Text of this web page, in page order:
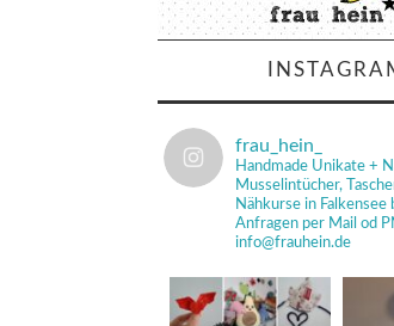
frau_hein_
Handmade Unikate +
Musselintücher,
Nähkurse in Falkensee
Anfragen per Mail od
info@frauhein.de